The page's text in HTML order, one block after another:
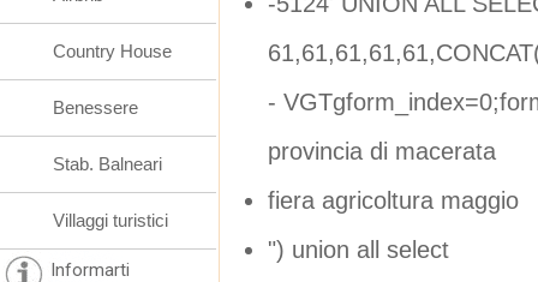
-
provincia di macerata
fiera agricoltura maggio
") union all select
Country House
Benessere
Stab. Balneari
Villaggi turistici
Informarti